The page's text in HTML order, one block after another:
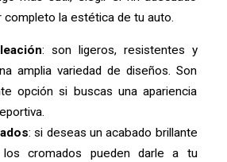
completo la estética de tu auto.
: son ligeros, resistentes y
amplia variedad de diseños. Son
opción si buscas una apariencia
: si deseas un acabado brillante
los cromados pueden darle a tu